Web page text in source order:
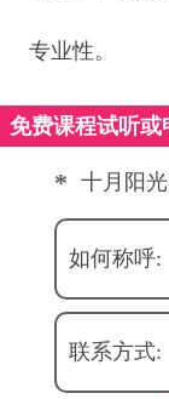
专业性。
免费课程试听
* 十月阳
如何称呼:
联系方式: